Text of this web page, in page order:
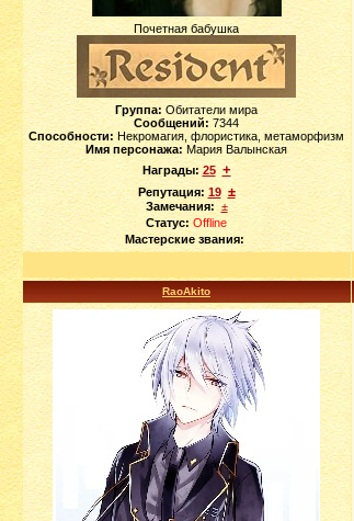
Почетная бабушка
Группа: Обитатели мира
Сообщений: 7344
Способности: Некромагия, флористика, метаморфизм
Имя персонажа: Мария Валынская
Награды: 25 +
Репутация: 19 ±
Замечания: ±
Статус: Offline
Мастерские звания:
RaoAkito